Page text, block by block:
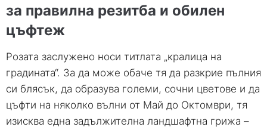
за правилна резитба и обилен
цъфтеж
Розата заслужено носи титлата „кралица на
градината“. За да може обаче тя да разкрие пълния
си блясък, да образува големи, сочни цветове и да
цъфти на няколко вълни от Май до Октомври, тя
изисква една задължителна ландшафтна грижа –